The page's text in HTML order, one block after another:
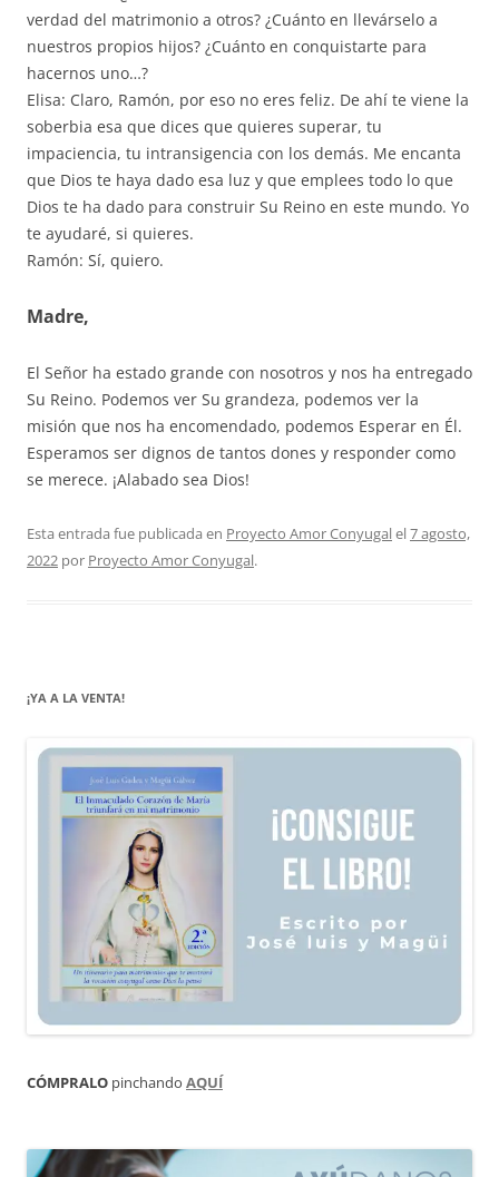
verdad del matrimonio a otros? ¿Cuánto en llevárselo a
nuestros propios hijos? ¿Cuánto en conquistarte para
hacernos uno…?
Elisa: Claro, Ramón, por eso no eres feliz. De ahí te viene la
soberbia esa que dices que quieres superar, tu
impaciencia, tu intransigencia con los demás. Me encanta
que Dios te haya dado esa luz y que emplees todo lo que
Dios te ha dado para construir Su Reino en este mundo. Yo
te ayudaré, si quieres.
Ramón: Sí, quiero.
Madre,
El Señor ha estado grande con nosotros y nos ha entregado
Su Reino. Podemos ver Su grandeza, podemos ver la
misión que nos ha encomendado, podemos Esperar en Él.
Esperamos ser dignos de tantos dones y responder como
se merece. ¡Alabado sea Dios!
Esta entrada fue publicada en Proyecto Amor Conyugalel7 agosto,
2022 por Proyecto Amor Conyugal.
¡YA A LA VENTA!
CÓMPRALO pinchando AQUÍ